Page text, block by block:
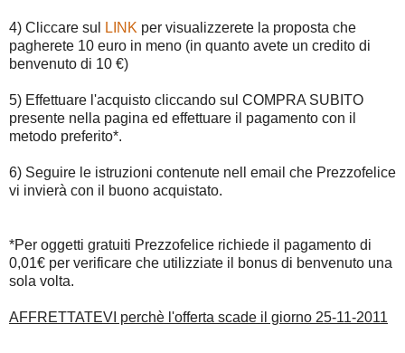
4) Cliccare sul LINK per visualizzerete la proposta che
pagherete 10 euro in meno (in quanto avete un credito di
benvenuto di 10 €)
5) Effettuare l'acquisto cliccando sul COMPRA SUBITO
presente nella pagina ed effettuare il pagamento con il
metodo preferito*.
6) Seguire le istruzioni contenute nell email che Prezzofelice
vi invierà con il buono acquistato.
*Per oggetti gratuiti Prezzofelice richiede il pagamento di
0,01€ per verificare che utilizziate il bonus di benvenuto una
sola volta.
AFFRETTATEVI perchè l'offerta scade il giorno 25-11-2011